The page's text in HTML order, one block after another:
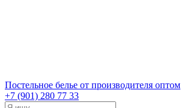
Постельное белье от производителя оптом
+7 (901) 280 77 33